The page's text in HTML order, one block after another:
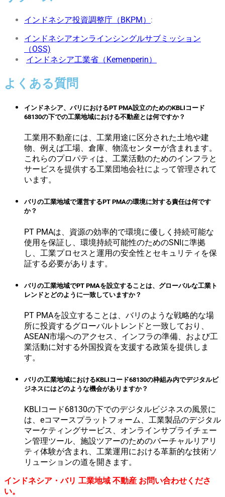
インドネシア投資調整庁（BKPM） :
インドネシアオンラインシングルサブミッション
（OSS)
インドネシア工業省（Kemenperin）
よくある質問
インドネシア、バリにおけるPT PMA設立のためのKBLIコード
68130の下での工業地域における不動産とは何ですか？
工業用不動産には、工業用途に区分された土地や建
物、例えば工場、倉庫、物流センターが含まれます。
これらのプロパティは、工業活動のためのインフラと
サービスを提供する工業団地会社によって管理されて
います。
バリの工業地域で運営するPT PMAの環境に対する責任は何です
か？
PT PMAは、資源の効率的で環境に優しく持続可能な
使用を保証し、環境持続可能性のためのSNIに準拠
し、工業プロセスと運用の安全性とセキュリティを保
証する必要があります。
バリの工業地域でPT PMAを設立することは、グローバルな工業ト
レンドとどのように一致していますか？
PT PMAを設立することは、バリのような戦略的な場
所に投資するグローバルトレンドと一致しており、
ASEAN市場へのアクセス、インフラの準備、および工
業活動に対する外国投資を支援する政策を提供しま
す。
バリの工業地域におけるKBLIコード68130の枠組み内でデジタルビ
ジネスにはどのような機会がありますか？
KBLIコード68130の下でのデジタルビジネスの風景に
は、eコマースプラットフォーム、工業製品のデジタル
マーケティングサービス、オンラインサプライチェー
ン管理ツール、施設ツアーのためのバーチャルリアリ
ティ体験が含まれ、工業運用における革新的な技術ソ
リューションの道を開きます。
インドネシア・バリ 工業地域 不動産 お問い合わせくださ
い。